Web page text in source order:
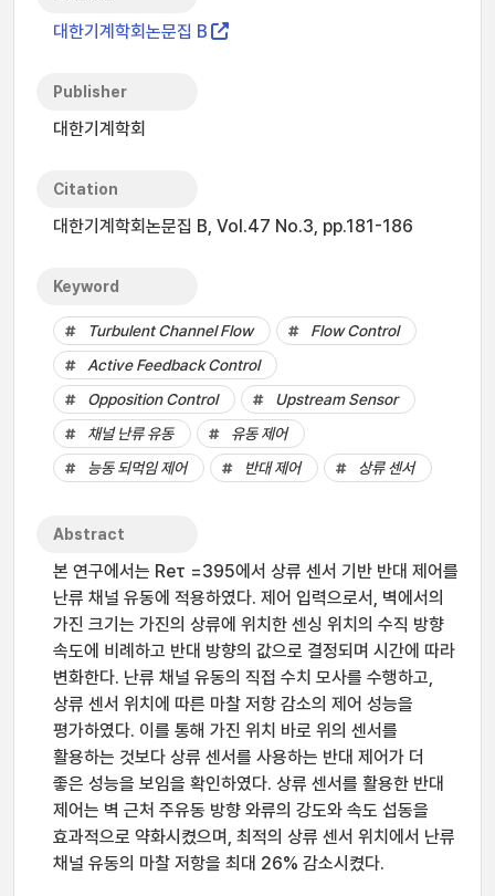
대한기계학회논문집 B
Publisher
대한기계학회
Citation
대한기계학회논문집 B, Vol.47 No.3, pp.181-186
Keyword
Turbulent Channel Flow
Flow Control
Active Feedback Control
Opposition Control
Upstream Sensor
채널 난류 유동
유동 제어
능동 되먹임 제어
반대 제어 상류 센서
Abstract
본 연구에서는 Reτ =395에서 상류 센서 기반 반대 제어를
난류 채널 유동에 적용하였다. 제어 입력으로서, 벽에서의
가진 크기는 가진의 상류에 위치한 센싱 위치의 수직 방향
속도에 비례하고 반대 방향의 값으로 결정되며 시간에 따라
변화한다. 난류 채널 유동의 직접 수치 모사를 수행하고,
상류 센서 위치에 따른 마찰 저항 감소의 제어 성능을
평가하였다. 이를 통해 가진 위치 바로 위의 센서를
활용하는 것보다 상류 센서를 사용하는 반대 제어가 더
좋은 성능을 보임을 확인하였다. 상류 센서를 활용한 반대
제어는 벽 근처 주유동 방향 와류의 강도와 속도 섭동을
효과적으로 약화시켰으며, 최적의 상류 센서 위치에서 난류
채널 유동의 마찰 저항을 최대 26% 감소시켰다.